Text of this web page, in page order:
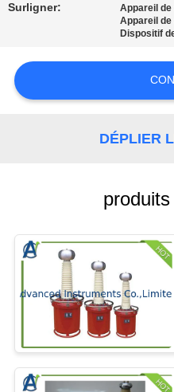
NOUVELLES
CAS
DU
PRIVACY
POLICY
Surligner: Appareil
Appareil
Dispositif
DÉPLIER